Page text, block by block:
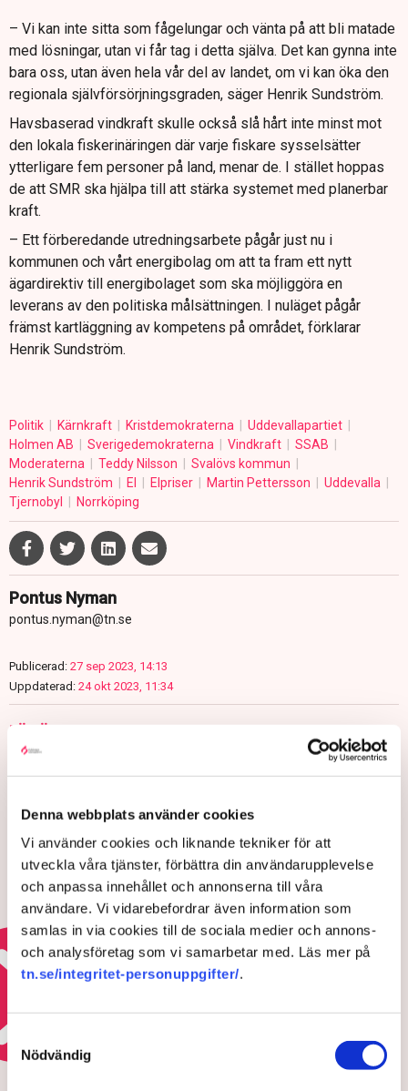
Denna webbplats använder cookies
Vi använder cookies och liknande tekniker för att
utveckla våra tjänster, förbättra din användarupplevelse
och anpassa innehållet och annonserna till våra
användare. Vi vidarebefordrar även information som
samlas in via cookies till de sociala medier och annons-
och analysföretag som vi samarbetar med. Läs mer på
tn.se/integritet-personuppgifter/.
Nödvändig
– Vi kan inte sitta som fågelungar och vänta på att bli matade
med lösningar, utan vi får tag i detta själva. Det kan gynna inte
bara oss, utan även hela vår del av landet, om vi kan öka den
regionala självförsörjningsgraden, säger Henrik Sundström.
Havsbaserad vindkraft skulle också slå hårt inte minst mot
den lokala fiskerinäringen där varje fiskare sysselsätter
ytterligare fem personer på land, menar de. I stället hoppas
de att SMR ska hjälpa till att stärka systemet med planerbar
kraft.
– Ett förberedande utredningsarbete pågår just nu i
kommunen och vårt energibolag om att ta fram ett nytt
ägardirektiv till energibolaget som ska möjliggöra en
leverans av den politiska målsättningen. I nuläget pågår
främst kartläggning av kompetens på området, förklarar
Henrik Sundström.
Politik Kärnkraft Kristdemokraterna
Uddevallapartiet
Holmen AB
Sverigedemokraterna Vindkraft
SSAB
Moderaterna
Teddy Nilsson
Svalövs kommun
Henrik Sundström
El Elpriser Martin Pettersson
Uddevalla
Tjernobyl
Norrköping
Pontus Nyman
pontus.nyman@tn.se
Publicerad: 27 sep 2023, 14:13
Uppdaterad: 24 okt 2023, 11:34
LÄS ÄVEN
TN exklusivt: Så vill Svenska
kraftnäts nya generaldirektör
göra ett stort arbete”
Värme och torka pressar Europas
kärnkraft
5 AUGUSTI 2026 |
HOTEN MOT ÄGANDERÄTTEN